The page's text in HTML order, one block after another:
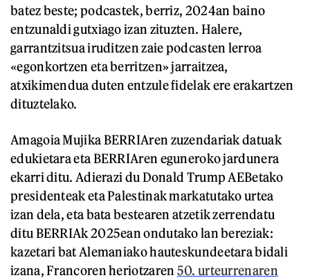
batez beste; podcastek, berriz, 2024an baino
entzunaldi gutxiago izan zituzten. Halere,
garrantzitsua iruditzen zaie podcasten lerroa
«egonkortzen eta berritzen» jarraitzea,
atxikimendua duten entzule fidelak ere erakartzen
dituztelako.
Amagoia Mujika BERRIAren zuzendariak datuak
edukietara eta BERRIAren eguneroko jardunera
ekarri ditu. Adierazi du Donald Trump AEBetako
presidenteak eta Palestinak markatutako urtea
izan dela, eta bata bestearen atzetik zerrendatu
ditu BERRIAk 2025ean ondutako lan bereziak:
kazetari bat Alemaniako hauteskundeetara bidali
izana, Francoren heriotzaren 50. urteurrenaren